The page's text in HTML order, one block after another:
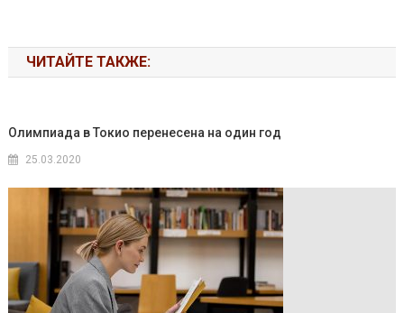
ЧИТАЙТЕ ТАКЖЕ:
Олимпиада в Токио перенесена на один год
25.03.2020